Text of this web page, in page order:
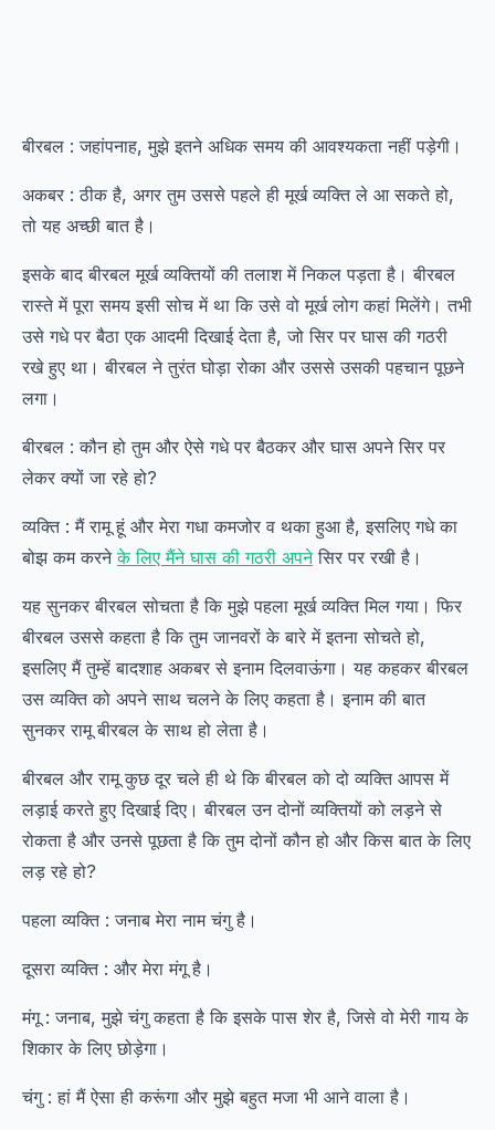
बीरबल : जहांपनाह, मुझे इतने अधिक समय की आवश्यकता नहीं पड़ेगी।
अकबर : ठीक है, अगर तुम उससे पहले ही मूर्ख व्यक्ति ले आ सकते हो,
तो यह अच्छी बात है।
इसके बाद बीरबल मूर्ख व्यक्तियों की तलाश में निकल पड़ता है। बीरबल
रास्ते में पूरा समय इसी सोच में था कि उसे वो मूर्ख लोग कहां मिलेंगे। तभी
उसे गधे पर बैठा एक आदमी दिखाई देता है, जो सिर पर घास की गठरी
रखे हुए था। बीरबल ने तुरंत घोड़ा रोका और उससे उसकी पहचान पूछने
लगा।
बीरबल : कौन हो तुम और ऐसे गधे पर बैठकर और घास अपने सिर पर
लेकर क्यों जा रहे हो?
व्यक्ति : मैं रामू हूं और मेरा गधा कमजोर व थका हुआ है, इसलिए गधे का
बोझ कम करनेके लिए मैंने घास की गठरी अपनेसिर पर रखी है।
यह सुनकर बीरबल सोचता है कि मुझे पहला मूर्ख व्यक्ति मिल गया। फिर
बीरबल उससे कहता है कि तुम जानवरों के बारे में इतना सोचते हो,
इसलिए मैं तुम्हें बादशाह अकबर से इनाम दिलवाऊंगा। यह कहकर बीरबल
उस व्यक्ति को अपने साथ चलने के लिए कहता है। इनाम की बात
सुनकर रामू बीरबल के साथ हो लेता है।
बीरबल और रामू कुछ दूर चले ही थे कि बीरबल को दो व्यक्ति आपस में
लड़ाई करते हुए दिखाई दिए। बीरबल उन दोनों व्यक्तियों को लड़ने से
रोकता है और उनसे पूछता है कि तुम दोनों कौन हो और किस बात के लिए
लड़ रहे हो?
पहला व्यक्ति : जनाब मेरा नाम चंगु है।
दूसरा व्यक्ति : और मेरा मंगू है।
मंगू : जनाब, मुझे चंगु कहता है कि इसके पास शेर है, जिसे वो मेरी गाय के
शिकार के लिए छोड़ेगा।
चंगु : हां मैं ऐसा ही करूंगा और मुझे बहुत मजा भी आने वाला है।